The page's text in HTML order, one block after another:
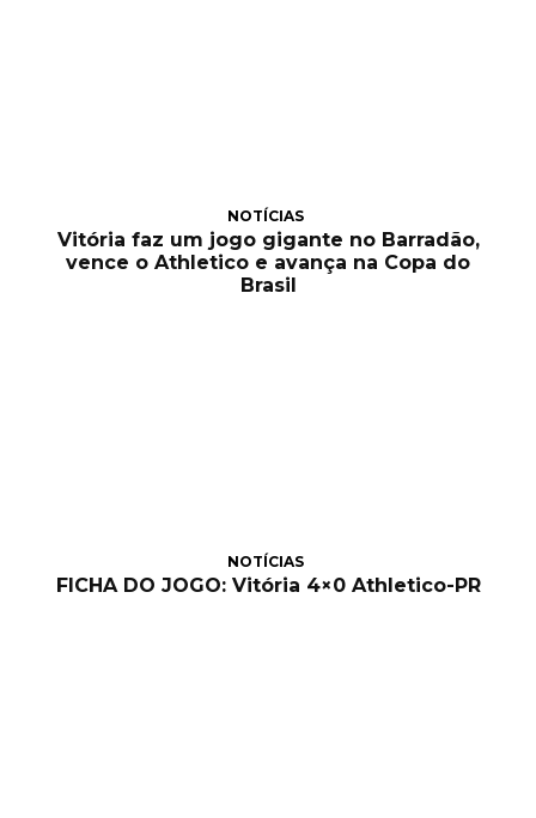
NOTÍCIAS
Vitória faz um jogo gigante no Barradão,
vence o Athletico e avança na Copa do
Brasil
NOTÍCIAS
FICHA DO JOGO: Vitória 4×0 Athletico-PR